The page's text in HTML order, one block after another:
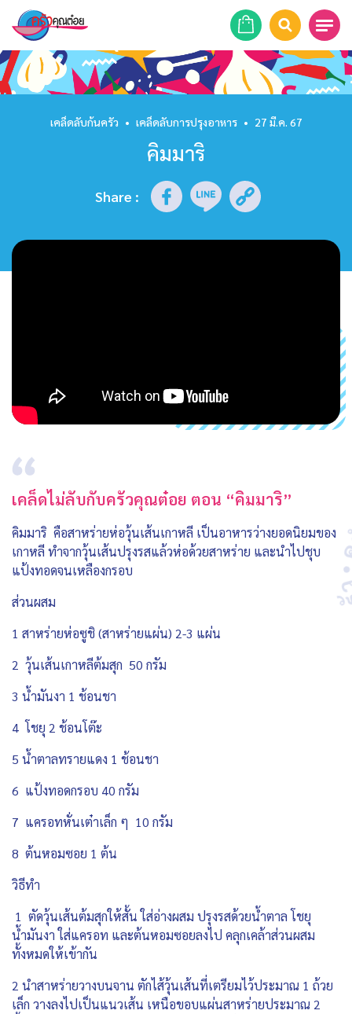
หน้าแรก
สูตรอาหาร
รายการย้อนหลัง
เคล็ดลับก้นครัว • เคล็ดลับการปรุงอาหาร • 27 มี.ค. 67
คิมมาริ
Share :
เคล็ดไม่ลับกับครัวคุณต๋อย ตอน “คิมมาริ”
คิมมาริ คือสาหร่ายห่อวุ้นเส้นเกาหลี เป็นอาหารว่างยอดนิยมของ
เกาหลี ทำจากวุ้นเส้นปรุงรสแล้วห่อด้วยสาหร่าย และนำไปชุบ
แป้งทอดจนเหลืองกรอบ
ส่วนผสม
1 สาหร่ายห่อซูชิ (สาหร่ายแผ่น) 2-3 แผ่น
2 วุ้นเส้นเกาหลีต้มสุก 50 กรัม
3 น้ำมันงา 1 ช้อนชา
4 โชยุ 2 ช้อนโต๊ะ
5 น้ำตาลทรายแดง 1 ช้อนชา
6 แป้งทอดกรอบ 40 กรัม
7 แครอทหั่นเต๋าเล็ก ๆ 10 กรัม
8 ต้นหอมซอย 1 ต้น
วิธีทำ
1 ตัดวุ้นเส้นต้มสุกให้สั้น ใส่อ่างผสม ปรุงรสด้วยน้ำตาล โชยุ
น้ำมันงา ใส่แครอท และต้นหอมซอยลงไป คลุกเคล้าส่วนผสม
ทั้งหมดให้เข้ากัน
2 นำสาหร่ายวางบนจาน ตักไส้วุ้นเส้นที่เตรียมไว้ประมาณ 1 ถ้วย
เล็ก วางลงไปเป็นแนวเส้น เหนือขอบแผ่นสาหร่ายประมาณ 2